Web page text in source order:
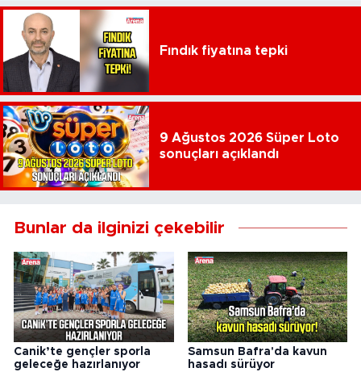
Fındık fiyatına tepki
9 Ağustos 2026 Süper Loto
sonuçları açıklandı
Bunlar da ilginizi çekebilir
Canik’te gençler sporla
geleceğe hazırlanıyor
Samsun Bafra'da kavun
hasadı sürüyor